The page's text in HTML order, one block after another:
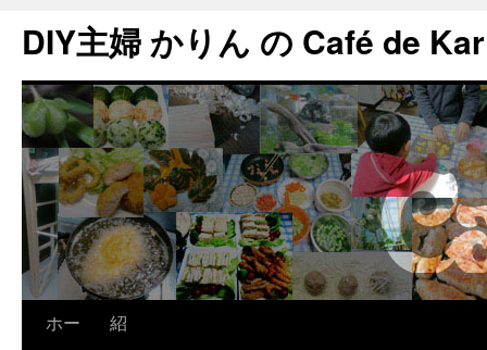
DIY主婦 かりん の Café de
ホー
紹